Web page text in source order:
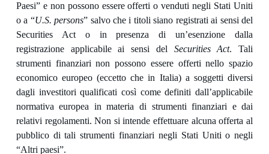
Paesi” e non possono essere offerti o venduti negli Stati Uniti
o a “U.S. persons” salvo che i titoli siano registrati ai sensi del
Securities Act o in presenza di un’esenzione dalla
registrazione applicabile ai sensi del Securities Act. Tali
strumenti finanziari non possono essere offerti nello spazio
economico europeo (eccetto che in Italia) a soggetti diversi
dagli investitori qualificati così come definiti dall’applicabile
normativa europea in materia di strumenti finanziari e dai
relativi regolamenti. Non si intende effettuare alcuna offerta al
pubblico di tali strumenti finanziari negli Stati Uniti o negli
“Altri paesi”.